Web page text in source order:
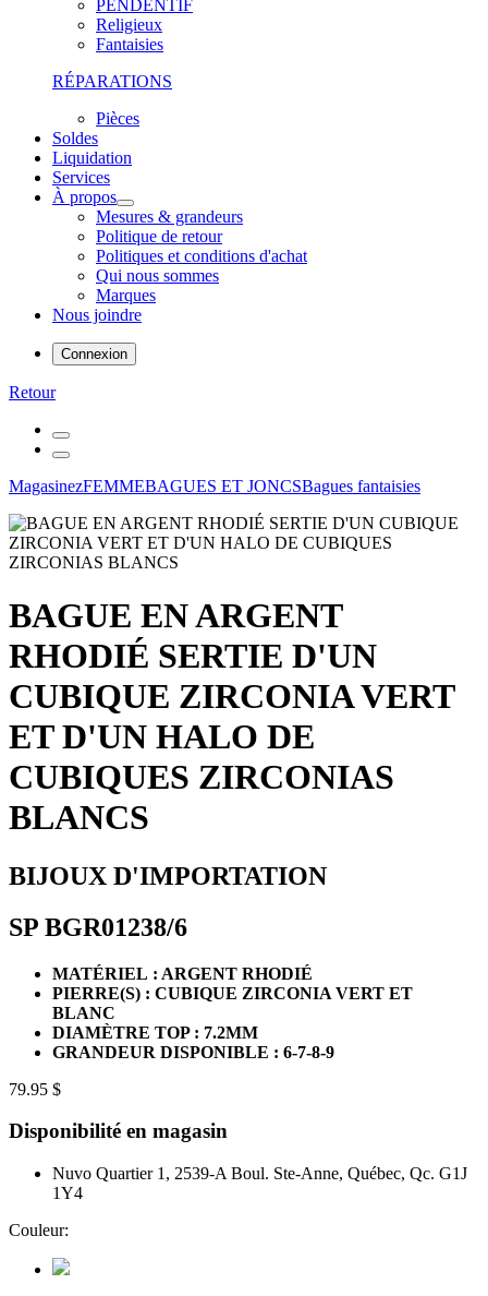
PENDENTIF
Religieux
Fantaisies
RÉPARATIONS
Pièces
Soldes
Liquidation
Services
À propos
Mesures & grandeurs
Politique de retour
Politiques et conditions d'achat
Qui nous sommes
Marques
Nous joindre
Connexion
Retour
MagasinezFEMMEBAGUES ET JONCSBagues fantaisies
BAGUE EN ARGENT
RHODIÉ SERTIE D'UN
CUBIQUE ZIRCONIA VERT
ET D'UN HALO DE
CUBIQUES ZIRCONIAS
BLANCS
BIJOUX D'IMPORTATION
SP BGR01238/6
MATÉRIEL : ARGENT RHODIÉ
PIERRE(S) : CUBIQUE ZIRCONIA VERT ET
BLANC
DIAMÈTRE TOP : 7.2MM
GRANDEUR DISPONIBLE : 6-7-8-9
79.95 $
Disponibilité en magasin
Nuvo Quartier 1, 2539-A Boul. Ste-Anne, Québec, Qc. G1J
1Y4
Couleur: